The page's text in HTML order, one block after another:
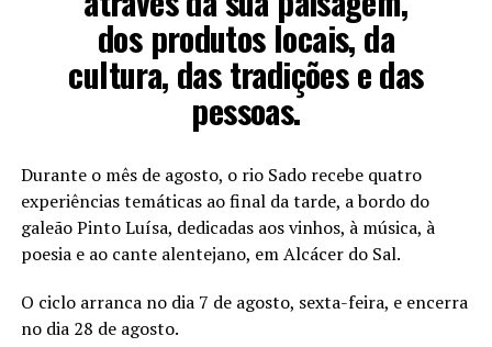
dos produtos locais, da
cultura, das tradições e das
pessoas.
Durante o mês de agosto, o rio Sado recebe quatro
experiências temáticas ao final da tarde, a bordo do
galeão Pinto Luísa, dedicadas aos vinhos, à música, à
poesia e ao cante alentejano, em Alcácer do Sal.
O ciclo arranca no dia 7 de agosto, sexta-feira, e encerra
no dia 28 de agosto.